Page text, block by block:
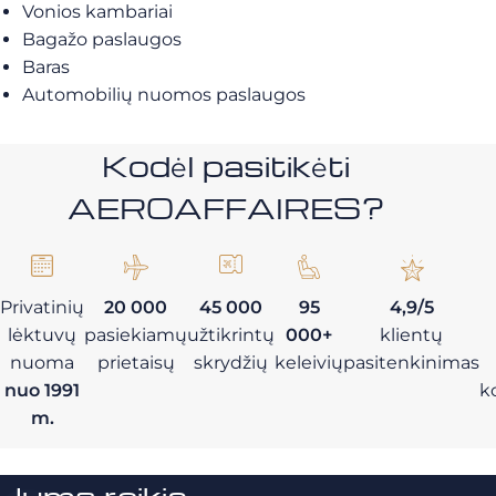
Vonios kambariai
Bagažo paslaugos
Baras
Automobilių nuomos paslaugos
Kodėl pasitikėti
AEROAFFAIRES?
Privatinių
lėktuvų
nuoma
nuo 1991
m.
20 000
pasiekiamų
prietaisų
45 000
užtikrintų
skrydžių
95
000+
keleivių
4,9/5
klientų
pasitenkinimas